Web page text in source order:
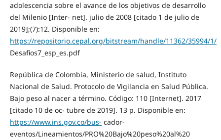
adolescencia sobre el avance de los objetivos de desarrollo
del Milenio [Inter- net]. julio de 2008 [citado 1 de julio de
2019];(7):12. Disponible en:
https://repositorio.cepal.org/bitstream/handle/11362/35994/1/
Desafios7_esp_es.pdf
República de Colombia, Ministerio de salud, Instituto
Nacional de Salud. Protocolo de Vigilancia en Salud Pública.
Bajo peso al nacer a término. Código: 110 [Internet]. 2017
[citado 10 de oc- tubre de 2019]. 13 p. Disponible en:
https://www.ins.gov.co/bus- cador-
eventos/Lineamientos/PRO%20Bajo%20peso%20al%20